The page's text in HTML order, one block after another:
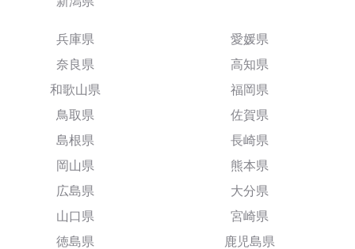
兵庫県
奈良県
和歌山県
鳥取県
島根県
岡山県
広島県
山口県
徳島県
愛媛県
高知県
福岡県
佐賀県
長崎県
熊本県
大分県
宮崎県
鹿児島県